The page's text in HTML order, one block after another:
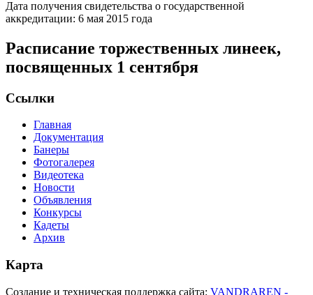
Дата получения свидетельства о государственной
аккредитации: 6 мая 2015 года
Расписание торжественных линеек,
посвященных 1 сентября
Ссылки
Главная
Документация
Банеры
Фотогалерея
Видеотека
Новости
Объявления
Конкурсы
Кадеты
Архив
Карта
Создание и техническая поддержка сайта: VANDRAREN -